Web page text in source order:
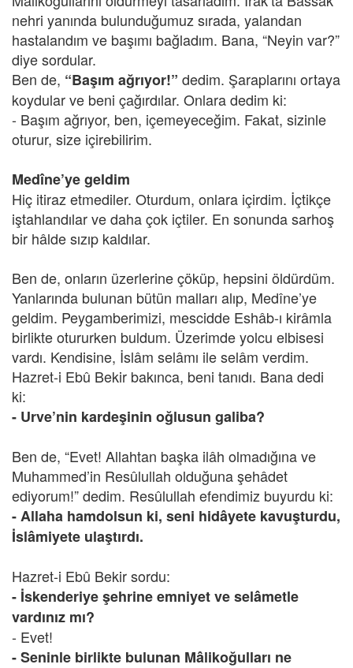
nehri yanında bulunduğumuz sırada, yalandan
hastalandım ve başımı bağladım. Bana, “Neyin var?”
diye sordular.
Ben de, “Başım ağrıyor!” dedim. Şaraplarını ortaya
koydular ve beni çağırdılar. Onlara dedim ki:
- Başım ağrıyor, ben, içemeyeceğim. Fakat, sizinle
oturur, size içirebilirim.
Medîne’ye geldim
Hiç itiraz etmediler. Oturdum, onlara içirdim. İçtikçe
iştahlandılar ve daha çok içtiler. En sonunda sarhoş
bir hâlde sızıp kaldılar.
Ben de, onların üzerlerine çöküp, hepsini öldürdüm.
Yanlarında bulunan bütün malları alıp, Medîne’ye
geldim. Peygamberimizi, mescidde Eshâb-ı kirâmla
birlikte otururken buldum. Üzerimde yolcu elbisesi
vardı. Kendisine, İslâm selâmı ile selâm verdim.
Hazret-i Ebû Bekir bakınca, beni tanıdı. Bana dedi
ki:
- Urve’nin kardeşinin oğlusun galiba?
Ben de, “Evet! Allahtan başka ilâh olmadığına ve
Muhammed’in Resûlullah olduğuna şehâdet
ediyorum!” dedim. Resûlullah efendimiz buyurdu ki:
- Allaha hamdolsun ki, seni hidâyete kavuşturdu,
İslâmiyete ulaştırdı.
Hazret-i Ebû Bekir sordu:
- İskenderiye şehrine emniyet ve selâmetle
vardınız mı?
- Evet!
- Seninle birlikte bulunan Mâlikoğulları ne